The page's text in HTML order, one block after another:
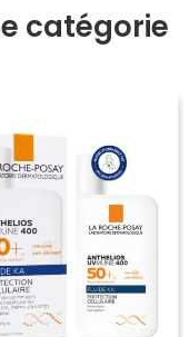
catégorie